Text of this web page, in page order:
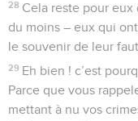
28 Cela reste pour eux
du moins – eux qui
le souvenir de leur
29 Eh bien ! c’est
Parce que vous
mettant à nu vos